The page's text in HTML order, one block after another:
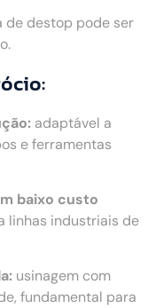
de destop pode ser
adaptável a
e ferramentas
baixo custo
linhas industriais de
usinagem com
fundamental para